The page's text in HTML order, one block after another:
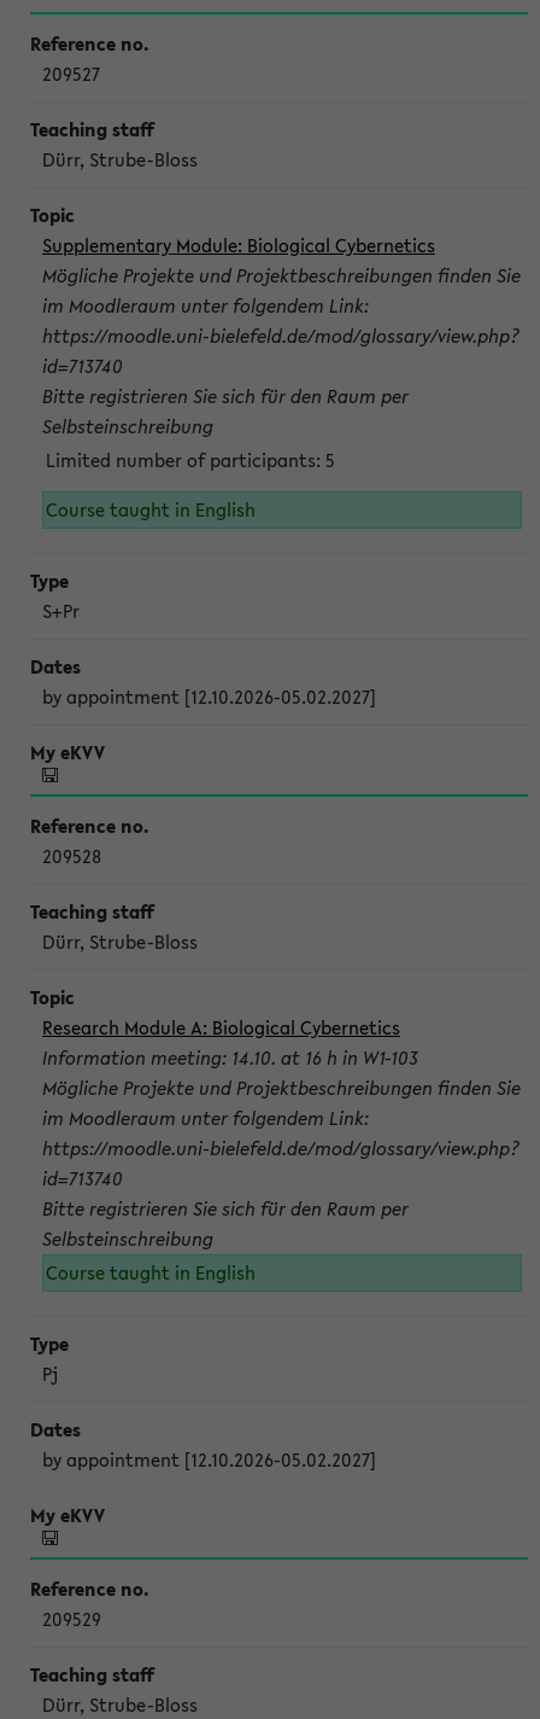
209527
Dürr, Strube-Bloss
Supplementary Module: Biological Cybernetics
Mögliche Projekte und Projektbeschreibungen finden Sie
im Moodleraum unter folgendem Link:
https://moodle.uni-bielefeld.de/mod/glossary/view.php?
id=713740
Bitte registrieren Sie sich für den Raum per
Selbsteinschreibung
Limited number of participants: 5
Course taught in English
S+Pr
by appointment [12.10.2026-05.02.2027]
209528
Dürr, Strube-Bloss
Research Module A: Biological Cybernetics
Information meeting: 14.10. at 16 h in W1-103
Mögliche Projekte und Projektbeschreibungen finden Sie
im Moodleraum unter folgendem Link:
https://moodle.uni-bielefeld.de/mod/glossary/view.php?
id=713740
Bitte registrieren Sie sich für den Raum per
Selbsteinschreibung
Course taught in English
Pj
by appointment [12.10.2026-05.02.2027]
209529
Dürr, Strube-Bloss